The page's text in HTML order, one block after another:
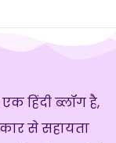
हिंदी ब्लॉग है,
से सहायता